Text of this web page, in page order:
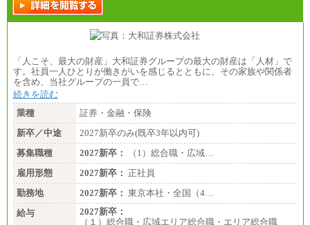
「人こそ、最大の財産」大和証券グループの最大の財産は「人材」で
す。社員一人ひとりが働きがいを感じるとともに、その家族や関係者
を含め、当社グループの一員で…
続きを読む
業種
証券・金融・保険
新卒／中途
2027新卒のみ(既卒3年以内可)
募集職種
2027新卒：
（1）総合職・広域…
雇用形態
2027新卒： 正社員
勤務地
2027新卒： 東京本社・全国（4…
給与
2027新卒：
（１）総合職・広域エリア総合職・エリア総合職